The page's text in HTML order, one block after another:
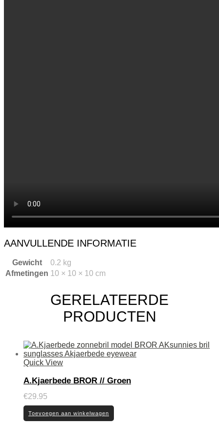
AANVULLENDE INFORMATIE
Gewicht
0.2 kg
Afmetingen 10 × 10 × 10 cm
GERELATEERDE
PRODUCTEN
Quick View
A.Kjaerbede BROR // Groen
€29.95
Toevoegen aan winkelwagen